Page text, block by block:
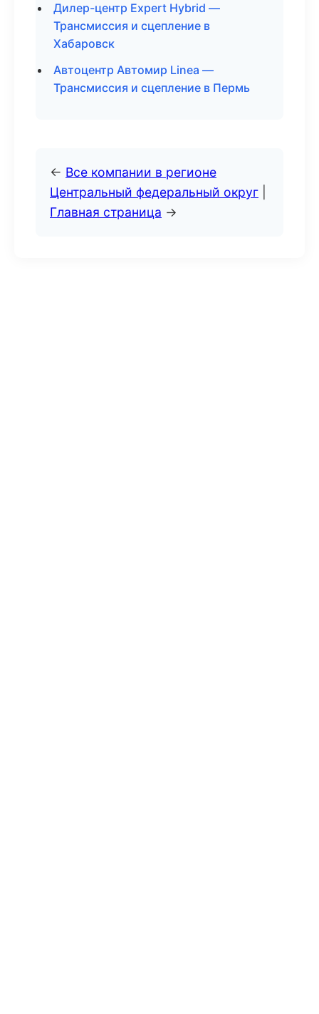
Дилер-центр Expert Hybrid —
Трансмиссия и сцепление в
Хабаровск
Автоцентр Автомир Linea —
Трансмиссия и сцепление в Пермь
← Все компании в регионе
Центральный федеральный округ
Главная страница →